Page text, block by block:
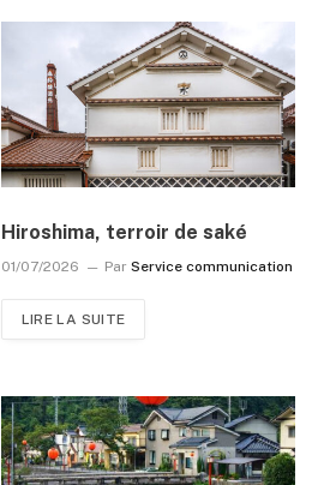
Hiroshima, terroir de saké
01/07/2026 Par Service communication
LIRE LA SUITE